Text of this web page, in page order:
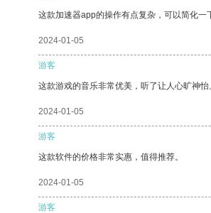
这款加速器app的操作有点复杂，可以简化一
2024-01-05
游客
这款游戏的音乐非常优美，听了让人心旷神怡
2024-01-05
游客
这款软件的价格非常实惠，值得推荐。
2024-01-05
游客